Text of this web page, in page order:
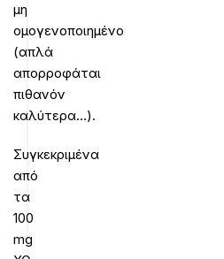
μη
ομογενοποιημένο
(απλά
απορροφάται
πιθανόν
καλύτερα…).
Συγκεκριμένα
από
τα
100
mg